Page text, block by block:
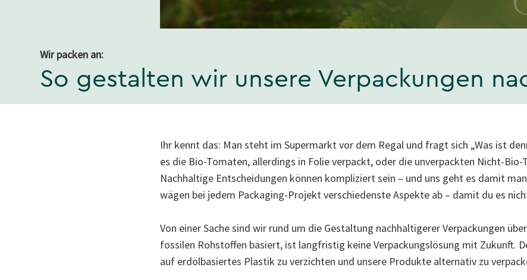
Wir packen an:
So gestalten wir unsere Verpackungen
Ihr kennt das: Man steht im Supermarkt vor dem Regal und fragt sich „Was ist
es die Bio-Tomaten, allerdings in Folie verpackt, oder die unverpackten Nicht-Bio-
Nachhaltige Entscheidungen können kompliziert sein – und uns geht es damit
wägen bei jedem Packaging-Projekt verschiedenste Aspekte ab – damit du es
Von einer Sache sind wir rund um die Gestaltung nachhaltigerer Verpackungen
fossilen Rohstoffen basiert, ist langfristig keine Verpackungslösung mit Zukunft.
auf erdölbasiertes Plastik zu verzichten und unsere Produkte alternativ zu